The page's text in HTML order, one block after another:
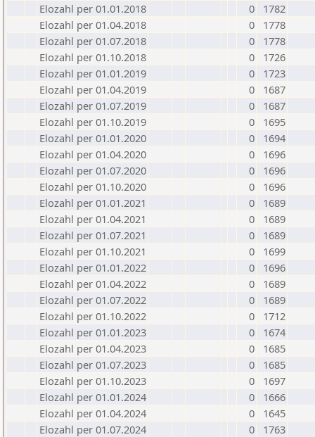
Elozahl per 01.01.2018
0
1782
Elozahl per 01.04.2018
0
1778
Elozahl per 01.07.2018
0
1778
Elozahl per 01.10.2018
0
1726
Elozahl per 01.01.2019
0
1723
Elozahl per 01.04.2019
0
1687
Elozahl per 01.07.2019
0
1687
Elozahl per 01.10.2019
0
1695
Elozahl per 01.01.2020
0
1694
Elozahl per 01.04.2020
0
1696
Elozahl per 01.07.2020
0
1696
Elozahl per 01.10.2020
0
1696
Elozahl per 01.01.2021
0
1689
Elozahl per 01.04.2021
0
1689
Elozahl per 01.07.2021
0
1689
Elozahl per 01.10.2021
0
1699
Elozahl per 01.01.2022
0
1696
Elozahl per 01.04.2022
0
1689
Elozahl per 01.07.2022
0
1689
Elozahl per 01.10.2022
0
1712
Elozahl per 01.01.2023
0
1674
Elozahl per 01.04.2023
0
1685
Elozahl per 01.07.2023
0
1685
Elozahl per 01.10.2023
0
1697
Elozahl per 01.01.2024
0
1666
Elozahl per 01.04.2024
0
1645
Elozahl per 01.07.2024
0
1763